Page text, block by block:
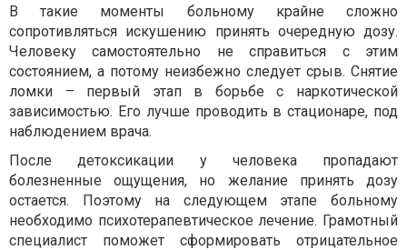
В такие моменты больному крайне сложно
сопротивляться искушению принять очередную дозу.
Человеку самостоятельно не справиться с этим
состоянием, а потому неизбежно следует срыв. Снятие
ломки – первый этап в борьбе с наркотической
зависимостью. Его лучше проводить в стационаре, под
наблюдением врача.
После детоксикации у человека пропадают
болезненные ощущения, но желание принять дозу
остается. Поэтому на следующем этапе больному
необходимо психотерапевтическое лечение. Грамотный
специалист поможет сформировать отрицательное